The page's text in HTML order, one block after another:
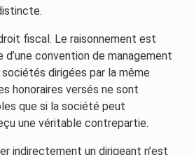
fiscal. Le raisonnement est
d’une convention de management
dirigées par la même
honoraires versés ne sont
que si la société peut
une véritable contrepartie.
indirectement un dirigeant n’est